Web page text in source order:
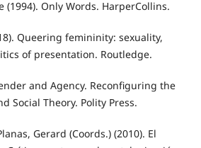
(1994). Only Words. HarperCollins.
Queering femininity: sexuality,
of presentation. Routledge.
and Agency. Reconfiguring the
Social Theory. Polity Press.
Gerard (Coords.) (2010). El